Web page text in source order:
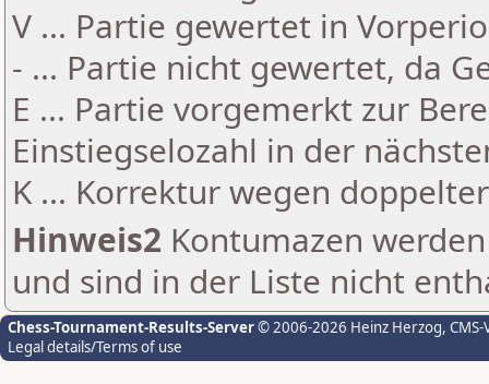
V ... Partie gewertet in
- ... Partie nicht gewertet, da
E ... Partie vorgemerkt zur
Einstiegselozahl in der
K ... Korrektur wegen
Hinweis2 Kontumazen
und sind in der Liste nicht
Chess-Tournament-Results-Server© 2006-2026 Heinz Herzog,
Legal details/Terms of use